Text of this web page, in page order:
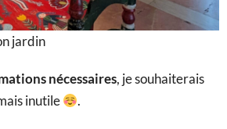
jardin
nécessaires, je souhaiterais
inutile .